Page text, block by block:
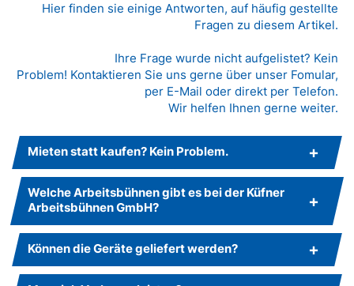
Hier finden sie einige Antworten, auf häufig gestellte
Fragen zu diesem Artikel.
Ihre Frage wurde nicht aufgelistet? Kein
Problem! Kontaktieren Sie uns gerne über unser Fomular,
per E-Mail oder direkt per Telefon.
Wir helfen Ihnen gerne weiter.
Mieten statt kaufen? Kein Problem.
Welche Arbeitsbühnen gibt es bei der Küfner
Arbeitsbühnen GmbH?
Können die Geräte geliefert werden?